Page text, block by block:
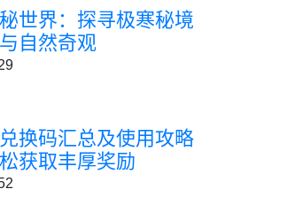
世界：探寻极寒秘境
自然奇观
换码汇总及使用攻略
获取丰厚奖励